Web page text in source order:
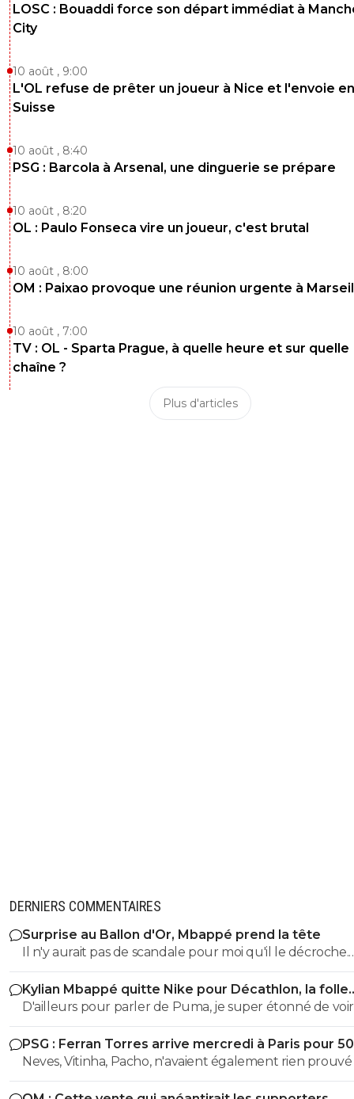
LOSC : Bouaddi force son départ immédiat à
City
10 août , 9:00
L'OL refuse de prêter un joueur à Nice et l'envoie en
Suisse
10 août , 8:40
PSG : Barcola à Arsenal, une dinguerie se prépare
10 août , 8:20
OL : Paulo Fonseca vire un joueur, c'est brutal
10 août , 8:00
OM : Paixao provoque une réunion urgente à
10 août , 7:00
TV : OL - Sparta Prague, à quelle heure et sur quelle
chaîne ?
Plus d'articles
DERNIERS COMMENTAIRES
Surprise au Ballon d'Or, Mbappé prend la tête
Il n'y aurait pas de scandale pour moi qu'il le décroche.
Meilleur buteur coupe du monde, meilleur buteur
Kylian Mbappé quitte Nike pour Décathlon, la folle
rumeur
D'ailleurs pour parler de Puma, je super étonné de
maillots être de vrai serpillère apres 20min de jeu. J'ai
le match de l'OM hier et les maillots collaient
corps en seulement 15min de jeu. En terme de confort
mieux. Et c'est pas nouveau, ca fait déjà plusieurs années
PSG : Ferran Torres arrive mercredi à Paris pour
Neves, Vitinha, Pacho, n'avaient également rien prouvé